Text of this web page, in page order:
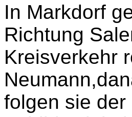
In Markdorf
Richtung
Kreisverkehr
folgen sie